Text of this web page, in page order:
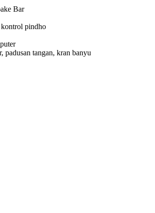
Bar
pindho
padusan tangan, kran banyu